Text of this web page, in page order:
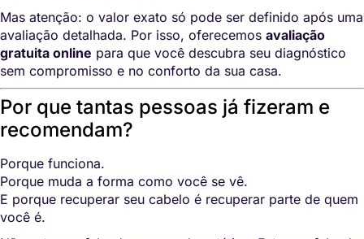
Mas atenção: o valor exato só pode ser definido após uma
avaliação detalhada. Por isso, oferecemos avaliação
gratuita online para que você descubra seu diagnóstico
sem compromisso e no conforto da sua casa.
Por que tantas pessoas já fizeram e
recomendam?
Porque funciona.
Porque muda a forma como você se vê.
E porque recuperar seu cabelo é recuperar parte de quem
você é.